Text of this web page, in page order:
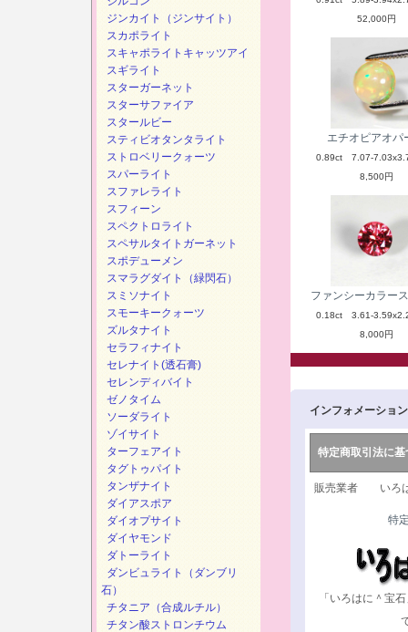
52,000円
エチオピアオパ
0.89ct 7.07-
8,500円
ファンシーカラー
0.18ct 3.61-
8,000円
インフォメーション
特定商取引法に基
販売業者 いろ
特
「いろはに＾宝
ジンカイト（ジンサイト）
スカポライト
スキャポライトキャッツアイ
スギライト
スターガーネット
スターサファイア
スタールビー
スティビオタンタライト
ストロベリークォーツ
スパーライト
スファレライト
スフィーン
スペクトロライト
スペサルタイトガーネット
スポデューメン
スマラグダイト（緑閃石）
スミソナイト
スモーキークォーツ
ズルタナイト
セラフィナイト
セレナイト(透石膏)
セレンディバイト
ゼノタイム
ソーダライト
ゾイサイト
ターフェアイト
タグトゥパイト
タンザナイト
ダイアスポア
ダイオプサイト
ダイヤモンド
ダトーライト
ダンビュライト（ダンブリ
石）
チタニア（合成ルチル）
チタン酸ストロンチウム